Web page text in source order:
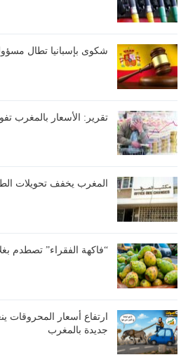
شكوى بإسبانيا تطال
تقرير: الأسعار بالمغرب تفوق
المغرب يخفف تحويلات
“فاكهة الفقراء” تصطدم
ارتفاع أسعار
جديدة بالمغرب